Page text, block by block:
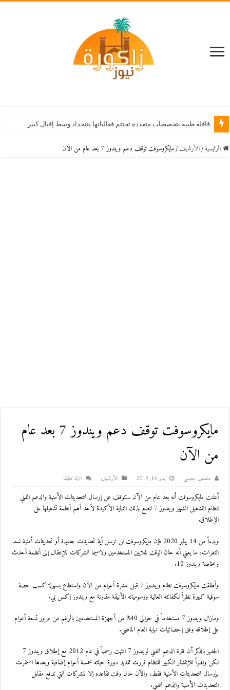
الرئيسية / اﻷرشيف / مايكروسوفت توقف دعم ويندوز 7 بعد عام من الآن
مايكروسوفت توقف دعم ويندوز 7 بعد عام
من الآن
منصف بنعيسي يناير 16, 2019 اﻷرشيف اترك تعليقا
أعلنت مايكروسوفت أنه بعد عام من الآن ستتوقف عن إرسال التحديثات الأمنية والدعم الفني
لنظام التشغيل الشهير ويندوز 7 لتضع بذلك النهاية الأكيدة لأحد أهم أنظمة تشغيلها على
الإطلاق.
وبدءاً من 14 يناير 2020 فإن مايكروسوفت لن ترسل أية تحديثات جديدة أو تحديثات أمنية لسد
الثغرات، ما يعني أنه حان الوقت لملايين المستخدمين ولاسيما الشركات للإنتقال إلى أنظمة أحدث
وبخاصة ويندوز 10.
وأطلقت مايكروسوفت نظام ويندوز 7 قبل عشرة أعوام من الآن واستطاع بسهولة كسب حصة
سوقية كبيرة نظراً لكفائته العالية ورسومياته الأنيقة مقارنة مع ويندوز إكس بي.
ومازال ويندوز 7 مستخدماً في حوالي 40% من أجهزة المستخدمين بالرغم من مرور تسعة أعوام
على إطلاقه وفق إحصائيات نهاية العام الماضي.
الجدير بالذكر أن فترة الدعم الفني لويندوز 7 انتهت رسمياً في عام 2012 مع إطلاق ويندوز 7
لكن ونظراً للإنتشار الكبير للنظام قررت تمديد دورة حياته خمسة أعوام إضافية وبعدها استمرت
بإرسال التحديثات الأمنية فقط، والآن حان وقت تقاعده إلا للشركات التي تدفع مقابل
التحديثات الأمنية والدعم الفني.